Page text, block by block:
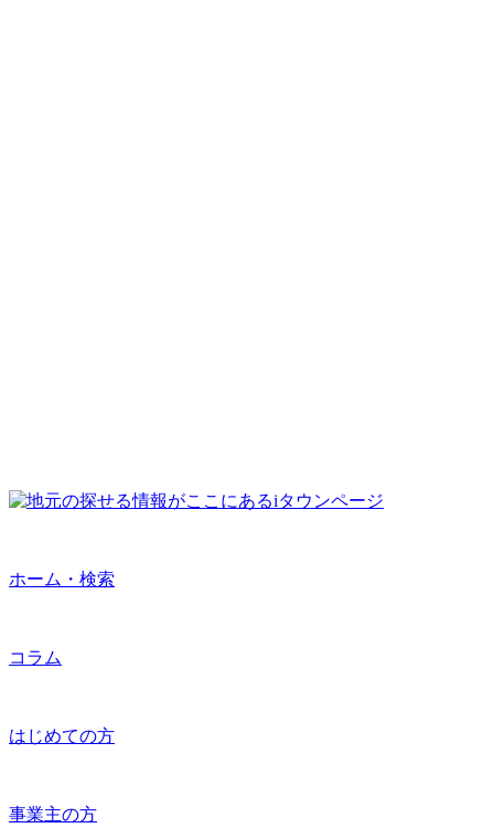
ホーム・検索
コラム
はじめての方
事業主の方